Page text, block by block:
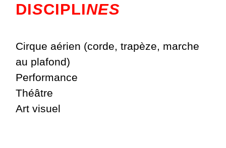
DISCIPLINES
Cirque aérien (corde, trapèze, marche
au plafond)
Performance
Théâtre
Art visuel